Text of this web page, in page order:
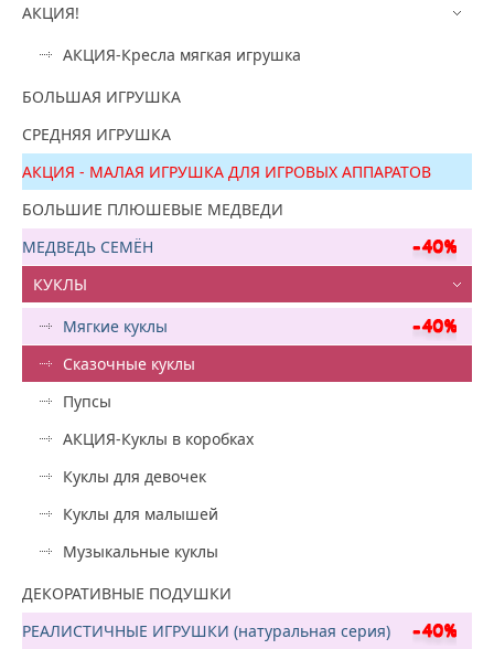
АКЦИЯ!
АКЦИЯ-Кресла мягкая игрушка
БОЛЬШАЯ ИГРУШКА
СРЕДНЯЯ ИГРУШКА
АКЦИЯ - МАЛАЯ ИГРУШКА ДЛЯ ИГРОВЫХ АППАРАТОВ
БОЛЬШИЕ ПЛЮШЕВЫЕ МЕДВЕДИ
МЕДВЕДЬ СЕМЁН
КУКЛЫ
Мягкие куклы
Сказочные куклы
Пупсы
АКЦИЯ-Куклы в коробках
Куклы для девочек
Куклы для малышей
Музыкальные куклы
ДЕКОРАТИВНЫЕ ПОДУШКИ
РЕАЛИСТИЧНЫЕ ИГРУШКИ (натуральная серия)